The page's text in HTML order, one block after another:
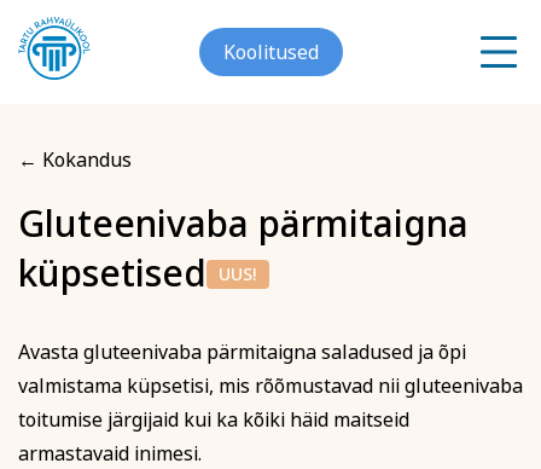
Koolitused
Meist
Galerii
Kontakt
Blogi
← Kokandus
Gluteenivaba pärmitaigna
küpsetised
UUS!
Avasta gluteenivaba pärmitaigna saladused ja õpi
valmistama küpsetisi, mis rõõmustavad nii gluteenivaba
toitumise järgijaid kui ka kõiki häid maitseid
armastavaid inimesi.
Registreerin koolitusele
Gluteenivaba pärmitaigna
küpsetised
Eesnimi